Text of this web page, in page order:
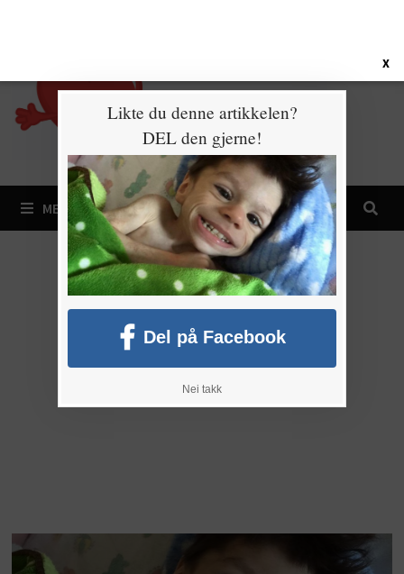
MENY
X
Likte du denne artikkelen?
DEL den gjerne!
Del på Facebook
Nei takk